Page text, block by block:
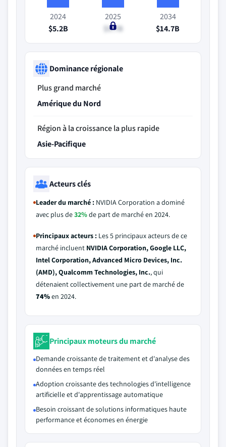
2024
$5.2B
2025
$5.7B
2034
$14.7B
Dominance régionale
Plus grand marché
Amérique du Nord
Région à la croissance la plus rapide
Asie-Pacifique
Acteurs clés
Leader du marché : NVIDIA Corporation a dominé
avec plus de32%de part de marché en 2024.
Principaux acteurs : Les 5 principaux acteurs de ce
marché incluent NVIDIA Corporation, Google LLC,
Intel Corporation, Advanced Micro Devices, Inc.
(AMD), Qualcomm Technologies, Inc., qui
détenaient collectivement une part de marché de
74%en 2024.
Principaux moteurs du marché
Demande croissante de traitement et d'analyse des
données en temps réel
Adoption croissante des technologies d'intelligence
artificielle et d'apprentissage automatique
Besoin croissant de solutions informatiques haute
performance et économes en énergie